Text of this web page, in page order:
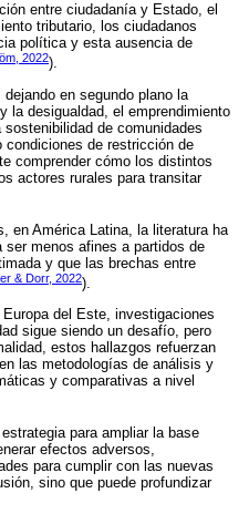
entre ciudadanía y Estado, el
tributario, los ciudadanos
política y esta ausencia de
2022).
en segundo plano la
la desigualdad, el emprendimiento
de comunidades
condiciones de restricción de
comprender cómo los distintos
actores rurales para transitar
en América Latina, la literatura ha
menos afines a partidos de
y que las brechas entre
& Dorr, 2022).
del Este, investigaciones
sigue siendo un desafío, pero
estos hallazgos refuerzan
las metodologías de análisis y
y comparativas a nivel
para ampliar la base
efectos adversos,
para cumplir con las nuevas
sino que puede profundizar